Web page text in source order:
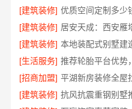
[建筑装修] 优质空间定制多少
[建筑装修]
[建筑装修]
[生活服务]
[招商加盟] 平湖新房装修全屋
[建筑装修]